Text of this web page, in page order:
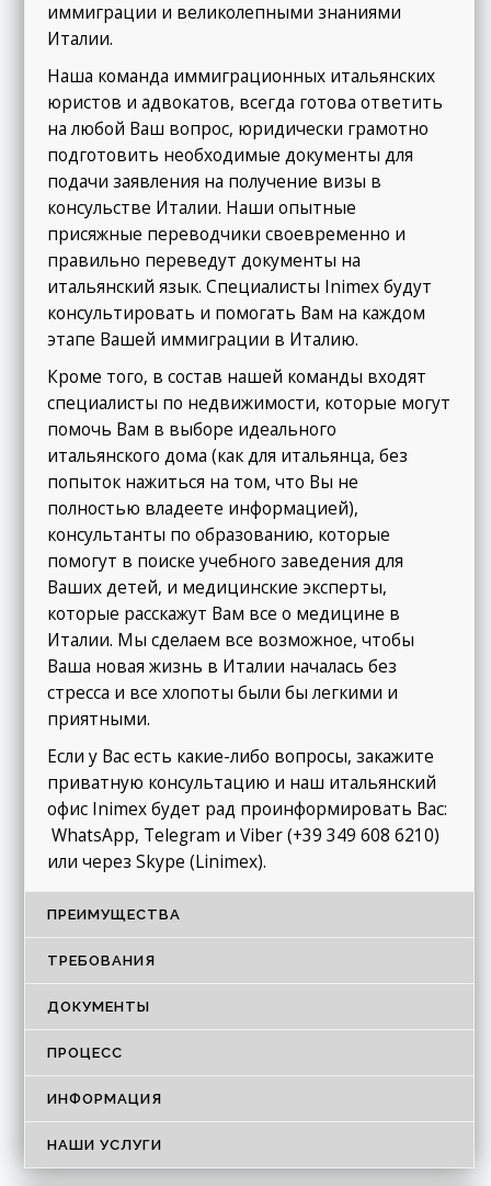
иммиграции и великолепными знаниями
Италии.
Наша команда иммиграционных итальянских
юристов и адвокатов, всегда готова ответить
на любой Ваш вопрос, юридически грамотно
подготовить необходимые документы для
подачи заявления на получение визы в
консульстве Италии. Наши опытные
присяжные переводчики своевременно и
правильно переведут документы на
итальянский язык. Специалисты Inimex будут
консультировать и помогать Вам на каждом
этапе Вашей иммиграции в Италию.
Кроме того, в состав нашей команды входят
специалисты по недвижимости, которые могут
помочь Вам в выборе идеального
итальянского дома (как для итальянца, без
попыток нажиться на том, что Вы не
полностью владеете информацией),
консультанты по образованию, которые
помогут в поиске учебного заведения для
Ваших детей, и медицинские эксперты,
которые расскажут Вам все о медицине в
Италии. Мы сделаем все возможное, чтобы
Ваша новая жизнь в Италии началась без
стресса и все хлопоты были бы легкими и
приятными.
Если у Вас есть какие-либо вопросы, закажите
приватную консультацию и наш итальянский
офис Inimex будет рад проинформировать Вас:
WhatsApp, Telegram и Viber (+39 349 608 6210)
или через Skype (Linimex).
ПРЕИМУЩЕСТВА
ТРЕБОВАНИЯ
ДОКУМЕНТЫ
ПРОЦЕСС
ИНФОРМАЦИЯ
НАШИ УСЛУГИ